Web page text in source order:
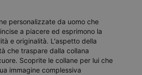
personalizzate da uomo che
a piacere ed esprimono la
e originalità. L'aspetto della
che traspare dalla collana
Scoprite le collane per lui che
immagine complessiva